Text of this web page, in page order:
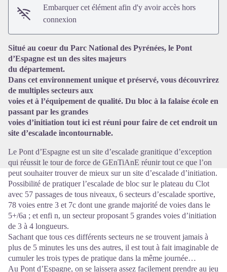
Embarquer cet élément afin d'y avoir accès hors
connexion
Situé au coeur du Parc National des Pyrénées, le Pont
d’Espagne est un des sites majeurs
du département.
Dans cet environnement unique et préservé, vous découvrirez
de multiples secteurs aux
voies et à l’équipement de qualité. Du bloc à la falaise école en
passant par les grandes
voies d’initiation tout ici est réuni pour faire de cet endroit un
site d’escalade incontournable.
Le Pont d’Espagne est un site d’escalade granitique d’exception
qui réussit le tour de force de GEnTiAnE réunir tout ce que l’on
peut souhaiter trouver de mieux sur un site d’escalade d’initiation.
Possibilité de pratiquer l’escalade de bloc sur le plateau du Clot
avec 57 passages de tous niveaux, 6 secteurs d’escalade sportive,
78 voies entre 3 et 7c dont une grande majorité de voies dans le
5+/6a ; et enfi n, un secteur proposant 5 grandes voies d’initiation
de 3 à 4 longueurs.
Sachant que tous ces différents secteurs ne se trouvent jamais à
plus de 5 minutes les uns des autres, il est tout à fait imaginable de
cumuler les trois types de pratique dans la même journée…
Au Pont d’Espagne, on se laissera assez facilement prendre au jeu